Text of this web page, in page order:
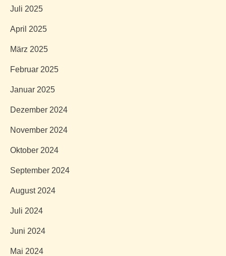
Juli 2025
April 2025
März 2025
Februar 2025
Januar 2025
Dezember 2024
November 2024
Oktober 2024
September 2024
August 2024
Juli 2024
Juni 2024
Mai 2024